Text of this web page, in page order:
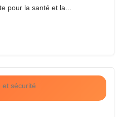
pour la santé et la...
et sécurité